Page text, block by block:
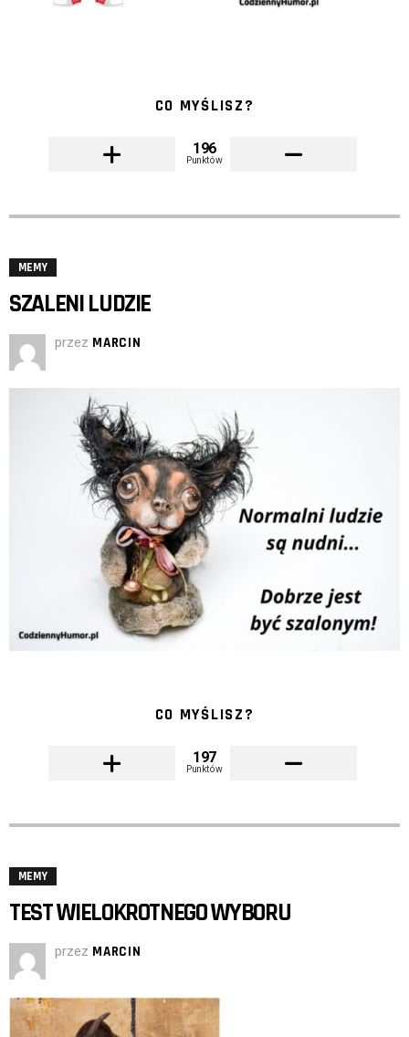
CO MYŚLISZ?
196
Punktów
MEMY
SZALENI LUDZIE
przez MARCIN
CO MYŚLISZ?
197
Punktów
MEMY
TEST WIELOKROTNEGO WYBORU
przez MARCIN